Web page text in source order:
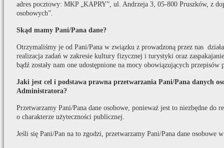
adres pocztowy: MKP „KAPRY”, ul. Andrzeja 3, 05-800 Pruszków, z
osobowych”.
Skąd mamy Pani/Pana dane?
Otrzymaliśmy je od Pani/Pana w związku z prowadzoną przez nas
realizacja zadań w zakresie kultury fizycznej i turystyki oraz
bądź zostały nam one udostępnione na mocy obowiązujących przepisów
Jaki jest cel i podstawa prawna przetwarzania Pani/Pana danych
Administratora?
Przetwarzamy Pani/Pana dane osobowe, ponieważ jest to niezbędne do
o charakterze użyteczności publicznej.
Jeśli się Pani/Pan na to zgodzi, przetwarzamy Pani/Pana dane osobowe